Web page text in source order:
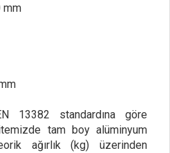
13382 standardına göre
tam boy alüminyum
ağırlık (kg) üzerinden